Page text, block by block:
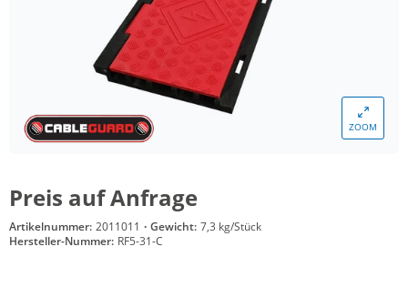
ZOOM
Preis auf Anfrage
Artikelnummer: 2011011 · Gewicht: 7,3 kg/Stück
Hersteller-Nummer: RF5-31-C